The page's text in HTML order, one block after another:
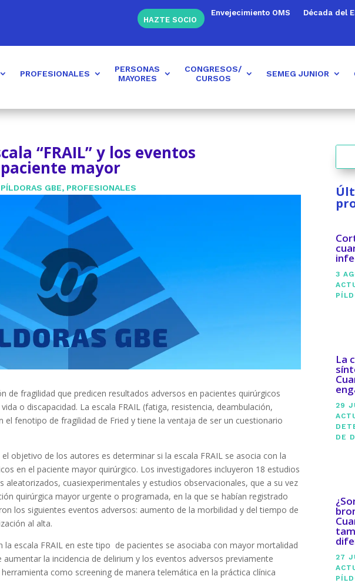
HAZTE SOCIO
Envejecimiento OMS Década del
PROFESIONALES
PERSONAS
MAYORES
CONGRESOS/
CURSOS
SEMEG JUNIOR
“FRAIL” y los eventos
mayor
PÍLDORAS GBE, PROFESIONALES
de fragilidad que predicen resultados adversos en pacientes quirúrgicos
o discapacidad. La escala FRAIL (fatiga, resistencia, deambulación,
el fenotipo de fragilidad de Fried y tiene la ventaja de ser un cuestionario
el objetivo de los autores es determinar si la escala FRAIL se asocia con la
en el paciente mayor quirúrgico. Los investigadores incluyeron 18 estudios
aleatorizados, cuasiexperimentales y estudios observacionales, que a su vez
quirúrgica mayor urgente o programada, en la que se habían registrado
los siguientes eventos adversos: aumento de la morbilidad y del tiempo de
al alta.
la escala FRAIL en este tipo de pacientes se asociaba con mayor mortalidad
la incidencia de delirium y los eventos adversos previamente
como screening de manera telemática en la práctica clínica
3
La
29
DE
27